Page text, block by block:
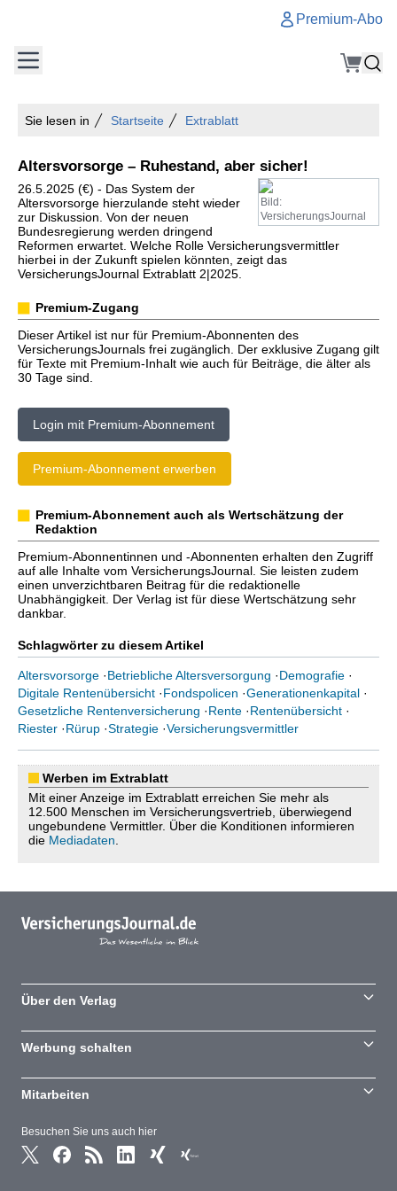
Premium-Abo
Sie lesen in Startseite Extrablatt
Altersvorsorge – Ruhestand, aber sicher!
Bild:
VersicherungsJournal
26.5.2025 (€) - Das System der
Altersvorsorge hierzulande steht wieder
zur Diskussion. Von der neuen
Bundesregierung werden dringend
Reformen erwartet. Welche Rolle Versicherungsvermittler
hierbei in der Zukunft spielen könnten, zeigt das
VersicherungsJournal Extrablatt 2|2025.
Premium-Zugang
Dieser Artikel ist nur für Premium-Abonnenten des
VersicherungsJournals frei zugänglich. Der exklusive Zugang gilt
für Texte mit Premium-Inhalt wie auch für Beiträge, die älter als
30 Tage sind.
Login mit Premium-Abonnement
Premium-Abonnement erwerben
Premium-Abonnement auch als Wertschätzung der
Redaktion
Premium-Abonnentinnen und -Abonnenten erhalten den Zugriff
auf alle Inhalte vom VersicherungsJournal. Sie leisten zudem
einen unverzichtbaren Beitrag für die redaktionelle
Unabhängigkeit. Der Verlag ist für diese Wertschätzung sehr
dankbar.
Schlagwörter zu diesem Artikel
Altersvorsorge ·Betriebliche Altersversorgung ·Demografie ·
Digitale Rentenübersicht ·Fondspolicen ·Generationenkapital ·
Gesetzliche Rentenversicherung ·Rente ·Rentenübersicht ·
Riester ·Rürup ·Strategie ·Versicherungsvermittler
Werben im Extrablatt
Mit einer Anzeige im Extrablatt erreichen Sie mehr als
12.500 Menschen im Versicherungsvertrieb, überwiegend
ungebundene Vermittler. Über die Konditionen informieren
die Mediadaten
Besuchen Sie uns auch hier
Über den Verlag
Werbung schalten
Mitarbeiten